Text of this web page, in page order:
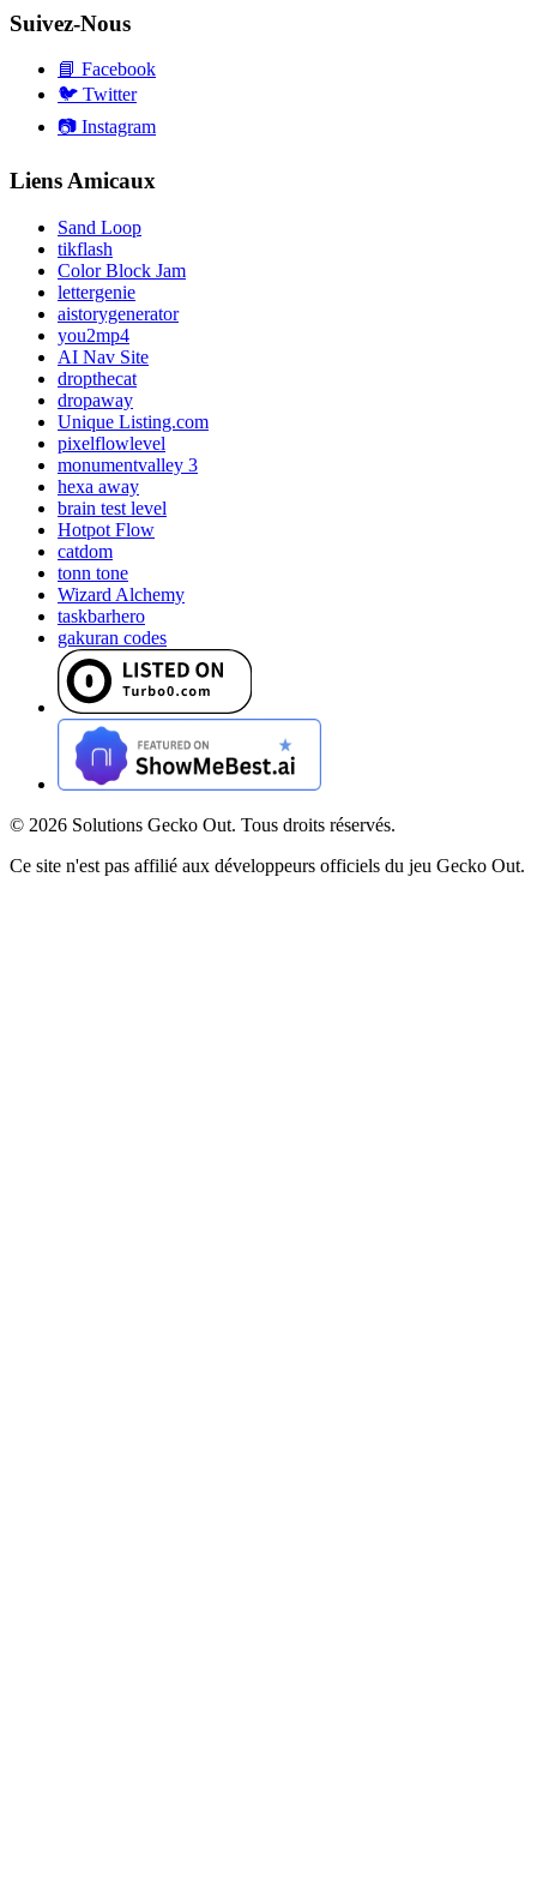
Suivez-Nous
📘 Facebook
🐦 Twitter
📷 Instagram
Liens Amicaux
Sand Loop
tikflash
Color Block Jam
lettergenie
aistorygenerator
you2mp4
AI Nav Site
dropthecat
dropaway
Unique Listing.com
pixelflowlevel
monumentvalley 3
hexa away
brain test level
Hotpot Flow
catdom
tonn tone
Wizard Alchemy
taskbarhero
gakuran codes
© 2026 Solutions Gecko Out. Tous droits réservés.
Ce site n'est pas affilié aux développeurs officiels du jeu Gecko Out.